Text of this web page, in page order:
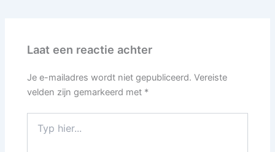
Laat een reactie achter
Je e-mailadres wordt niet gepubliceerd. Vereiste
velden zijn gemarkeerd met *
hier...